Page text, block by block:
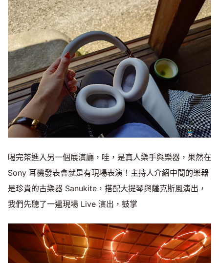
喝完茶進入另一個展演廳，哇，是真人樂手與樂器，果然在
Sony 耳機發表會就是有現場表演！主持人介紹中間的樂器
是珍貴的古樂器 Sanukite，搭配大提琴與薩克斯風演出，
我們先聽了一遍現場 Live 演出，鼓掌